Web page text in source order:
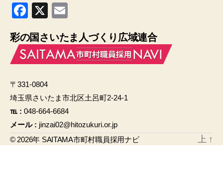
F
c
e
o
o
k
X
ail
彩の国さいたま人づくり広域連合
〒331-0804
埼玉県さいたま市北区土呂町2-24-1
℡ : 048-664-6684
メール : jinzai02@hitozukuri.or.jp
© 2026年 SAITAMA市町村職員採用ナビ 上 ↑